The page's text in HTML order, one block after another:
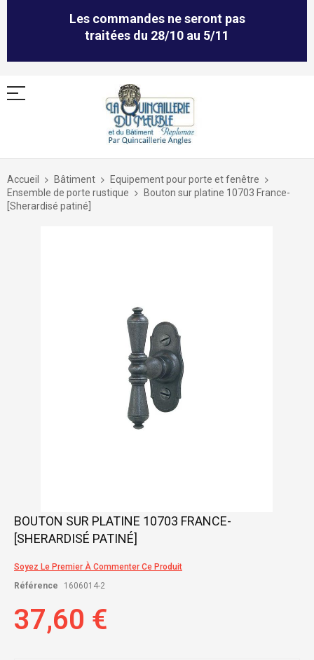
Les commandes ne seront pas
traitées du 28/10 au 5/11
Allez
contenu
Accueil Bâtiment
Equipement pour porte et fenêtre
Ensemble de porte rustique
Bouton sur platine 10703 France-
[Sherardisé patiné]
Skip
the
of
images
BOUTON SUR PLATINE 10703 FRANCE-
[SHERARDISÉ PATINÉ]
Soyez Le Premier À Commenter Ce Produit
Référence
1606014-2
37,60 €